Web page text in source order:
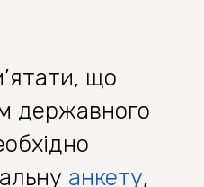
що
державного
анкету,